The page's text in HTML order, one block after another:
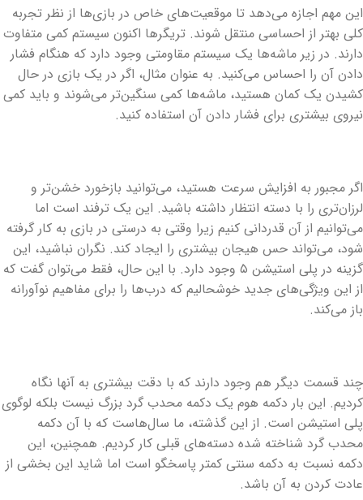
این مهم اجازه می‌دهد تا موقعیت‌های خاص در بازی‌ها از نظر تجربه
کلی بهتر از احساسی منتقل شوند. تریگرها اکنون سیستم کمی متفاوت
دارند. در زیر ماشه‌ها یک سیستم مقاومتی وجود دارد که هنگام فشار
دادن آن را احساس می‌کنید. به عنوان مثال، اگر در یک بازی در حال
کشیدن یک کمان هستید، ماشه‌ها کمی سنگین‌تر می‌شوند و باید کمی
نیروی بیشتری برای فشار دادن آن استفاده کنید.
اگر مجبور به افزایش سرعت هستید، می‌توانید بازخورد خشن‌تر و
لرزان‌تری را با دسته انتظار داشته باشید. این یک ترفند است اما
می‌توانیم از آن قدردانی کنیم زیرا وقتی به درستی در بازی به کار گرفته
شود، می‌تواند حس هیجان بیشتری را ایجاد کند. نگران نباشید، این
گزینه در پلی استیشن ۵ وجود دارد. با این حال، فقط می‌توان گفت که
از این ویژگی‌های جدید خوشحالیم که درب‌ها را برای مفاهیم نوآورانه
باز می‌کند.
چند قسمت دیگر هم وجود دارند که با دقت بیشتری به آنها نگاه
کردیم. این بار دکمه هوم یک دکمه محدب گرد بزرگ نیست بلکه لوگوی
پلی استیشن است. از این گذشته، ما سال‌هاست که با آن دکمه
محدب گرد شناخته شده دسته‌های قبلی کار کردیم. همچنین، این
دکمه نسبت به دکمه سنتی کمتر پاسخگو است اما شاید این بخشی از
عادت کردن به آن باشد.